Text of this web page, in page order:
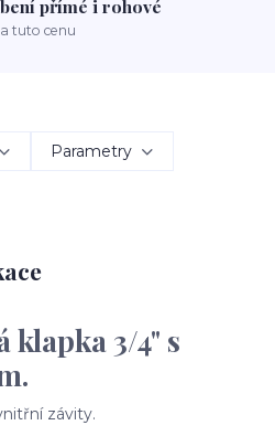
přímé i rohové
tuto cenu
Parametry
klapka 3/4" s
závity.